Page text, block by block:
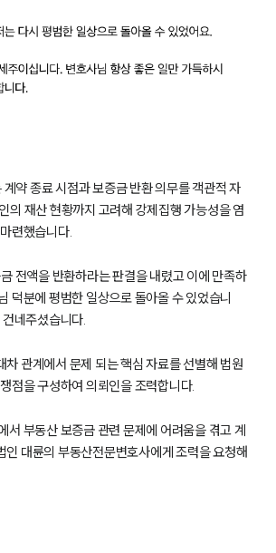
통합검색
AI대륜
법률지식인
고객후기
업무분야
건설부 업무
전체
구성원 소개
부동산전문변호사
약 종료 시점과 보증금 반환 의무를 객관적 자
의 재산 현황까지 고려해 강제집행 가능성을 염
련했습니다.
전액을 반환하라는 판결을 내렸고 이에 만족하
덕분에 평범한 일상으로 돌아올 수 있었습니
네주셨습니다.
차 관계에서 문제 되는 핵심 자료를 선별해 법원
점을 구성하여 의뢰인을 조력합니다.
서 부동산 보증금 관련 문제에 어려움을 겪고 계
인 대륜의 부동산전문변호사에게 조력을 요청해